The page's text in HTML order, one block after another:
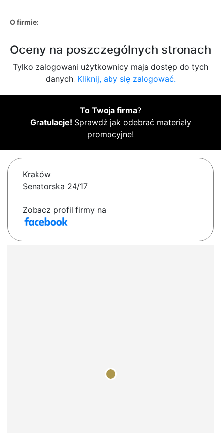
O firmie:
Oceny na poszczególnych stronach
Tylko zalogowani użytkownicy maja dostęp do tych
danych. Kliknij, aby się zalogować.
To Twoja firma?
Gratulacje! Sprawdź jak odebrać materiały
promocyjne!
Kraków
Senatorska 24/17
Zobacz profil firmy na